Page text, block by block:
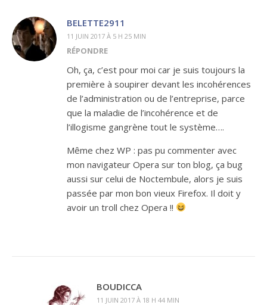
BELETTE2911
11 JUIN 2017 À 5 H 25 MIN
RÉPONDRE
Oh, ça, c’est pour moi car je suis toujours la
première à soupirer devant les incohérences
de l’administration ou de l’entreprise, parce
que la maladie de l’incohérence et de
l’illogisme gangrène tout le système….
Même chez WP : pas pu commenter avec
mon navigateur Opera sur ton blog, ça bug
aussi sur celui de Noctembule, alors je suis
passée par mon bon vieux Firefox. Il doit y
avoir un troll chez Opera !!
BOUDICCA
11 JUIN 2017 À 18 H 44 MIN